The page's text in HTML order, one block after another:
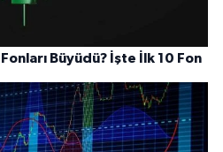
Büyüdü? İşte İlk 10 Fon